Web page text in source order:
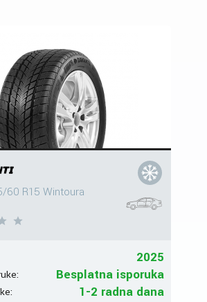
60 R15 Wintoura
2025
Besplatna isporuka
1-2 radna dana